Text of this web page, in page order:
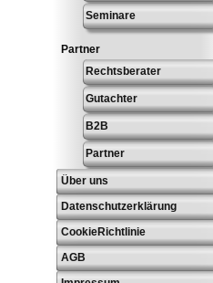
Seminare
Partner
Rechtsberater
Gutachter
B2B
Partner
Über uns
Datenschutzerklärung
CookieRichtlinie
AGB